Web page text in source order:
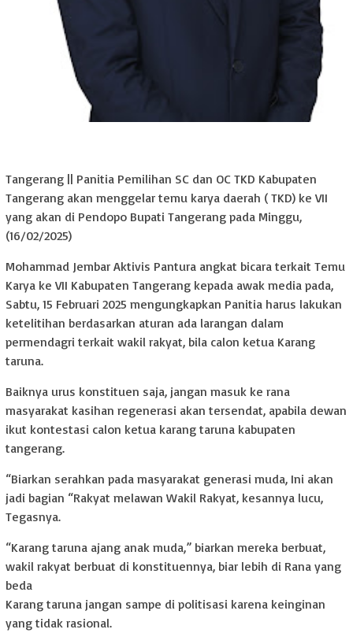
Tangerang || Panitia Pemilihan SC dan OC TKD Kabupaten
Tangerang akan menggelar temu karya daerah ( TKD) ke VII
yang akan di Pendopo Bupati Tangerang pada Minggu,
(16/02/2025)
Mohammad Jembar Aktivis Pantura angkat bicara terkait Temu
Karya ke VII Kabupaten Tangerang kepada awak media pada,
Sabtu, 15 Februari 2025 mengungkapkan Panitia harus lakukan
ketelitihan berdasarkan aturan ada larangan dalam
permendagri terkait wakil rakyat, bila calon ketua Karang
taruna.
Baiknya urus konstituen saja, jangan masuk ke rana
masyarakat kasihan regenerasi akan tersendat, apabila dewan
ikut kontestasi calon ketua karang taruna kabupaten
tangerang.
“Biarkan serahkan pada masyarakat generasi muda, Ini akan
jadi bagian “Rakyat melawan Wakil Rakyat, kesannya lucu,
Tegasnya.
“Karang taruna ajang anak muda,” biarkan mereka berbuat,
wakil rakyat berbuat di konstituennya, biar lebih di Rana yang
beda
Karang taruna jangan sampe di politisasi karena keinginan
yang tidak rasional.